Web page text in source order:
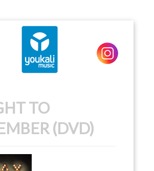
EXPOSE FRAMEWORK FOR JOOMLA 2.5 AND 3.0+
TO
(DVD)